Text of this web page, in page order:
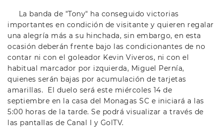
La banda de "Tony" ha conseguido victorias
importantes en condición de visitante y quieren regalar
una alegría más a su hinchada, sin embargo, en esta
ocasión deberán frente bajo las condicionantes de no
contar ni con el goleador Kevin Viveros, ni con el
habitual marcador por izquierda, Miguel Pernía,
quienes serán bajas por acumulación de tarjetas
amarillas. El duelo será este miércoles 14 de
septiembre en la casa del Monagas SC e iniciará a las
5:00 horas de la tarde. Se podrá visualizar a través de
las pantallas de Canal I y GolTV.